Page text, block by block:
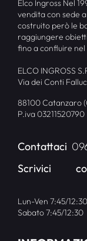
Elco Ingross Nel
vendita con sede
costruito però le
raggiungere
fino a confluire
ELCO INGROSS
Via dei Conti
88100 Catanzaro
P.iva 03211520790
Contattaci
Scrivici
Lun-Ven 7:45/
Sabato 7:45/12:30